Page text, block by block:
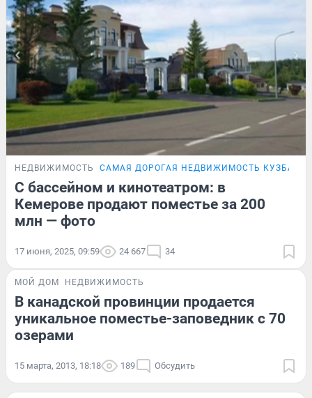
НЕДВИЖИМОСТЬ САМАЯ ДОРОГАЯ НЕДВИЖИМОСТЬ КУЗБАССА
С бассейном и кинотеатром: в
Кемерове продают поместье за 200
млн — фото
17 июня, 2025, 09:59 24 667 34
МОЙ ДОМ НЕДВИЖИМОСТЬ
В канадской провинции продается
уникальное поместье-заповедник с 70
озерами
15 марта, 2013, 18:18 189 Обсудить